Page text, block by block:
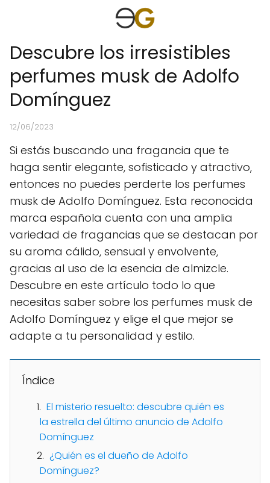
Descubre los irresistibles
perfumes musk de Adolfo
Domínguez
12/06/2023
Si estás buscando una fragancia que te
haga sentir elegante, sofisticado y atractivo,
entonces no puedes perderte los perfumes
musk de Adolfo Domínguez. Esta reconocida
marca española cuenta con una amplia
variedad de fragancias que se destacan por
su aroma cálido, sensual y envolvente,
gracias al uso de la esencia de almizcle.
Descubre en este artículo todo lo que
necesitas saber sobre los perfumes musk de
Adolfo Domínguez y elige el que mejor se
adapte a tu personalidad y estilo.
Índice
El misterio resuelto: descubre quién es
la estrella del último anuncio de Adolfo
Domínguez
¿Quién es el dueño de Adolfo
Domínguez?